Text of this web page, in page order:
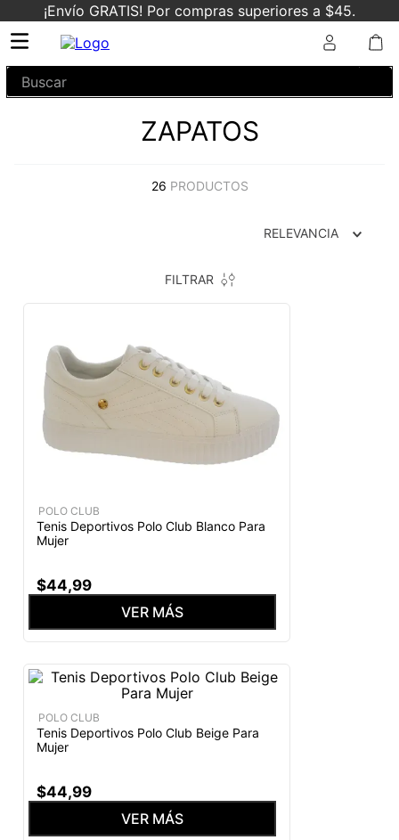
¡Envío GRATIS! Por compras superiores a $45.
Buscar
ZAPATOS
26 PRODUCTOS
RELEVANCIA
FILTRAR
POLO CLUB
Tenis Deportivos Polo Club Blanco Para
Mujer
$44,99
VER MÁS
POLO CLUB
Tenis Deportivos Polo Club Beige Para
Mujer
$44,99
VER MÁS